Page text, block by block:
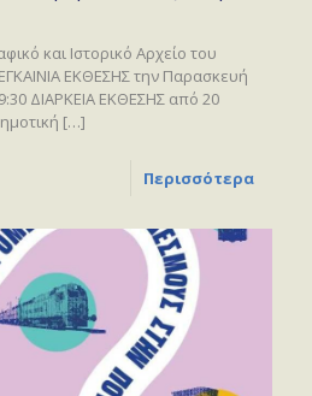
και Ιστορικό Αρχείο του
ΕΚΘΕΣΗΣ την Παρασκευή
ΔΙΑΡΚΕΙΑ ΕΚΘΕΣΗΣ από 20
[…]
Περισσότερα